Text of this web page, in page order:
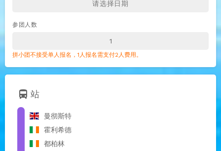
参团人数
拼小团不接受单人报名，1人报名需支付2人费用。
directions_bus 站
曼彻斯特
霍利希德
都柏林